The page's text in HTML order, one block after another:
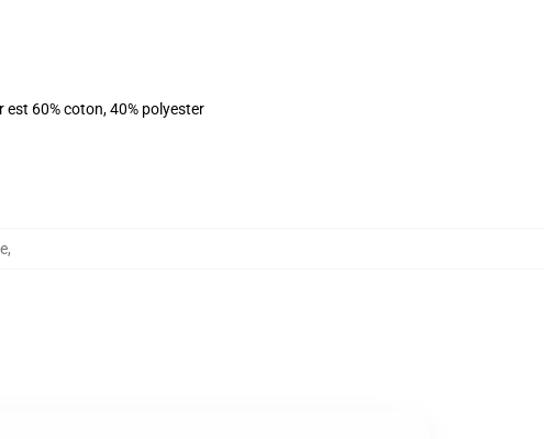
60% coton, 40% polyester
,